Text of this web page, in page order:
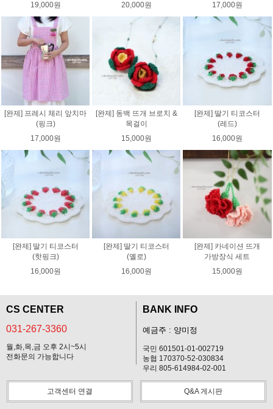
19,000원
20,000원
17,000원
[완제] 프레시 체리 앞치마
(핑크)
17,000원
[완제] 동백 뜨개 브로치 &
목걸이
15,000원
[완제] 딸기 티코스터
(레드)
16,000원
[완제] 딸기 티코스터
(핫핑크)
16,000원
[완제] 딸기 티코스터
(옐로)
16,000원
[완제] 카네이션 뜨개
가방장식 세트
15,000원
CS CENTER
031-267-3360
월,화,목,금 오후 2시~5시
전화문의 가능합니다
BANK INFO
예금주 : 양미정
국민 601501-01-002719
농협 170370-52-030834
우리 805-614984-02-001
고객센터 연결 Q&A 게시판